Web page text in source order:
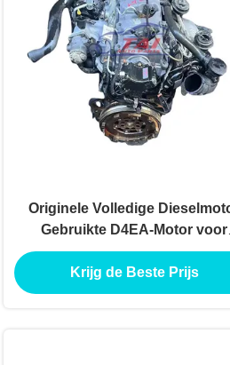
Originele Volledige
Gebruikte D4EA-Motor voor
Hyundai Elantra
Krijg de Beste Prijs